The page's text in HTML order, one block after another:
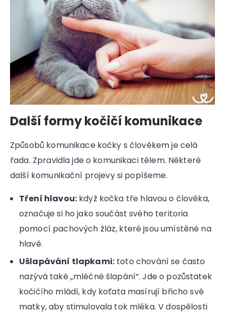
Další formy kočičí komunikace
Způsobů komunikace kočky s člověkem je celá
řada. Zpravidla jde o komunikaci tělem. Některé
další komunikační projevy si popíšeme.
Tření hlavou:když kočka tře hlavou o člověka,
označuje si ho jako součást svého teritoria
pomocí pachových žláz, které jsou umístěné na
hlavě.
Ušlapávání tlapkami: toto chování se často
nazývá také „mléčné šlapání“. Jde o pozůstatek
kočičího mládí, kdy koťata masírují břicho své
matky, aby stimulovala tok mléka. V dospělosti